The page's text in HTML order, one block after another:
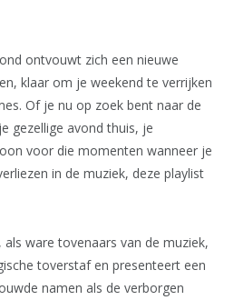
ontvouwt zich een nieuwe
klaar om je weekend te verrijken
Of je nu op zoek bent naar de
gezellige avond thuis, je
voor die momenten wanneer je
in de muziek, deze playlist
ware tovenaars van de muziek,
toverstaf en presenteert een
namen als de verborgen